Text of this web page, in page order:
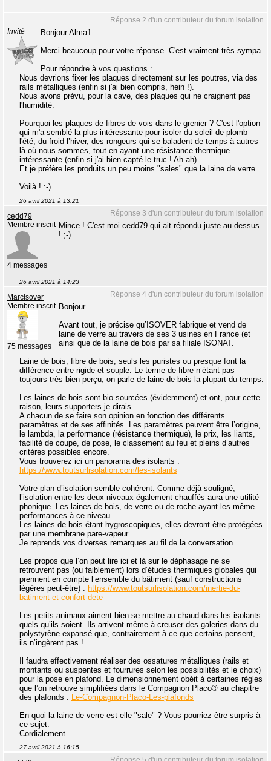
Réponse 2 d'un contributeur du forum isolation
Invité
Bonjour Alma1.
Merci beaucoup pour votre réponse. C'est vraiment très sympa.
Pour répondre à vos questions :
Nous devrions fixer les plaques directement sur les poutres, via des
rails métalliques (enfin si j'ai bien compris, hein !).
Nous avons prévu, pour la cave, des plaques qui ne craignent pas
l'humidité.
Pourquoi les plaques de fibres de vois dans le grenier ? C'est l'option
qui m'a semblé la plus intéressante pour isoler du soleil de plomb
l'été, du froid l’hiver, des rongeurs qui se baladent de temps à autres
là où nous sommes, tout en ayant une résistance thermique
intéressante (enfin si j'ai bien capté le truc ! Ah ah).
Et je préfère les produits un peu moins "sales" que la laine de verre.
Voilà ! :-)
26 avril 2021 à 13:21
Réponse 3 d'un contributeur du forum isolation
cedd79
Membre inscrit
4 messages
Mince ! C'est moi cedd79 qui ait répondu juste au-dessus
! ;-)
26 avril 2021 à 14:23
Réponse 4 d'un contributeur du forum isolation
MarcIsover
Membre inscrit
75 messages
Bonjour.
Avant tout, je précise qu’ISOVER fabrique et vend de
laine de verre au travers de ses 3 usines en France (et
ainsi que de la laine de bois par sa filiale ISONAT.
Laine de bois, fibre de bois, seuls les puristes ou presque font la
différence entre rigide et souple. Le terme de fibre n’étant pas
toujours très bien perçu, on parle de laine de bois la plupart du temps.
Les laines de bois sont bio sourcées (évidemment) et ont, pour cette
raison, leurs supporters je dirais.
A chacun de se faire son opinion en fonction des différents
paramètres et de ses affinités. Les paramètres peuvent être l’origine,
le lambda, la performance (résistance thermique), le prix, les liants,
facilité de coupe, de pose, le classement au feu et pleins d’autres
critères possibles encore.
Vous trouverez ici un panorama des isolants :
https://www.toutsurlisolation.com/les-isolants
Votre plan d’isolation semble cohérent. Comme déjà souligné,
l’isolation entre les deux niveaux également chauffés aura une utilité
phonique. Les laines de bois, de verre ou de roche ayant les même
performances à ce niveau.
Les laines de bois étant hygroscopiques, elles devront être protégées
par une membrane pare-vapeur.
Je reprends vos diverses remarques au fil de la conversation.
Les propos que l’on peut lire ici et là sur le déphasage ne se
retrouvent pas (ou faiblement) lors d’études thermiques globales qui
prennent en compte l’ensemble du bâtiment (sauf constructions
légères peut-être) : https://www.toutsurlisolation.com/inertie-du-
batiment-et-confort-dete
Les petits animaux aiment bien se mettre au chaud dans les isolants
quels qu’ils soient. Ils arrivent même à creuser des galeries dans du
polystyrène expansé que, contrairement à ce que certains pensent,
ils n’ingèrent pas !
Il faudra effectivement réaliser des ossatures métalliques (rails et
montants ou suspentes et fourrures selon les possibilités et le choix)
pour la pose en plafond. Le dimensionnement obéit à certaines règles
que l’on retrouve simplifiées dans le Compagnon Placo® au chapitre
des plafonds : Le-Compagnon-Placo-Les-plafonds
En quoi la laine de verre est-elle "sale" ? Vous pourriez être surpris à
ce sujet.
Cordialement.
27 avril 2021 à 16:15